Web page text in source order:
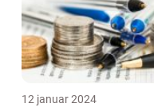
12 januar 2024